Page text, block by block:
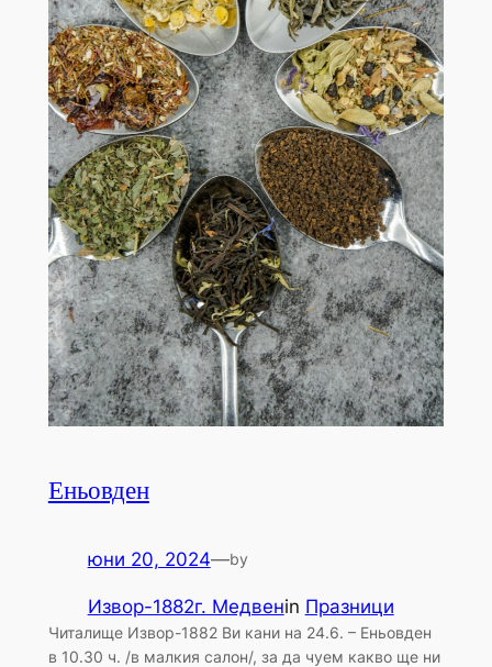
Еньовден
юни 20, 2024—by
Извор-1882г. Медвенin Празници
Читалище Извор-1882 Ви кани на 24.6. – Еньовден
в 10.30 ч. /в малкия салон/, за да чуем какво ще ни